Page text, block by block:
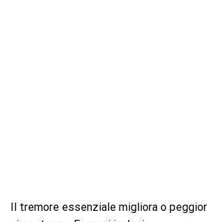
Il tremore essenziale migliora o